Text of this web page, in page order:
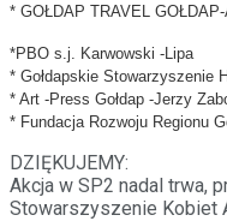
* GOŁDAP TRAVEL
*PBO s.j. Karwowski -Lipa
* Gołdapskie Stowarzyszenie
* Art -Press Gołdap -Jerzy
* Fundacja Rozwoju Regionu
DZIĘKUJEMY:
Akcja w SP2 nadal trwa,
Stowarszyszenie Kobiet